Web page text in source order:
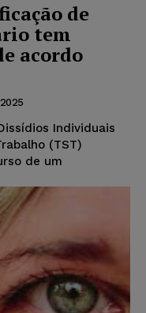
de
tem
acordo
Individuais
(TST)
de um